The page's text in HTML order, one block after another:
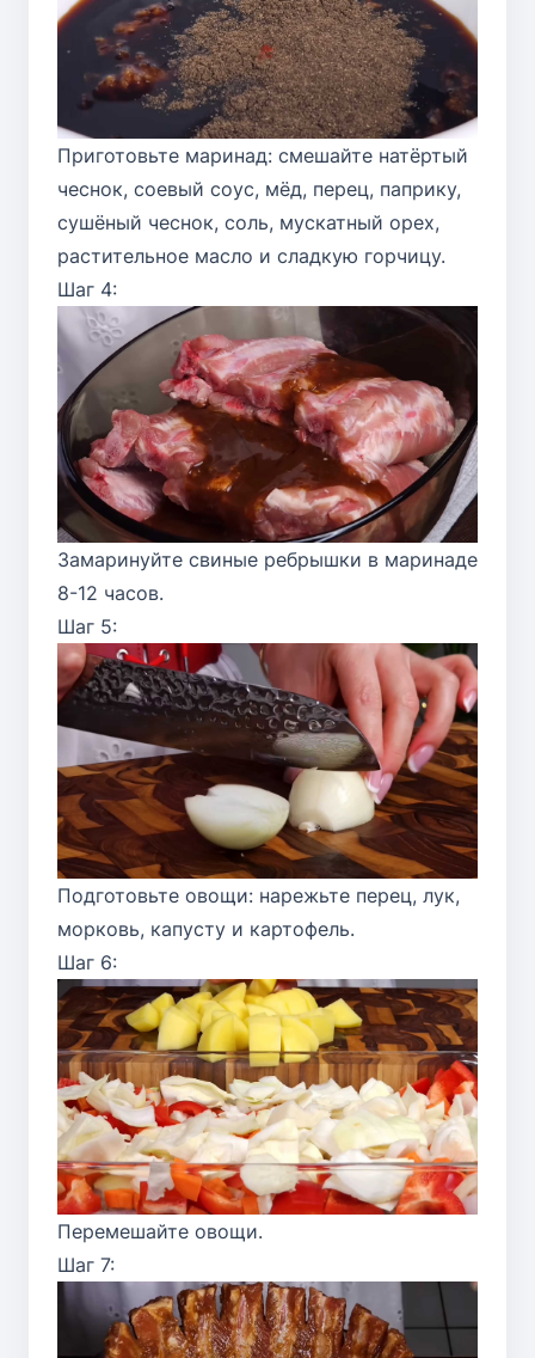
Приготовьте маринад: смешайте натёртый
чеснок, соевый соус, мёд, перец, паприку,
сушёный чеснок, соль, мускатный орех,
растительное масло и сладкую горчицу.
Шаг 4:
Замаринуйте свиные ребрышки в маринаде
8-12 часов.
Шаг 5:
Подготовьте овощи: нарежьте перец, лук,
морковь, капусту и картофель.
Шаг 6:
Перемешайте овощи.
Шаг 7: